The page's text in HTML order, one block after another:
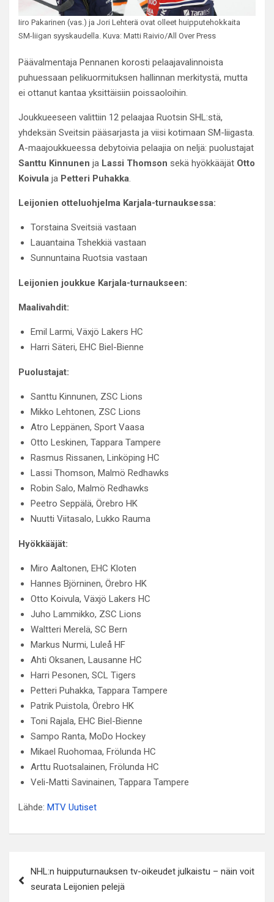
Iiro Pakarinen (vas.) ja Jori Lehterä ovat olleet huipputehokkaita
SM-liigan syyskaudella. Kuva: Matti Raivio/All Over Press
Päävalmentaja Pennanen korosti pelaajavalinnoista
puhuessaan pelikuormituksen hallinnan merkitystä, mutta
ei ottanut kantaa yksittäisiin poissaoloihin.
Joukkueeseen valittiin 12 pelaajaa Ruotsin SHL:stä,
yhdeksän Sveitsin pääsarjasta ja viisi kotimaan SM-liigasta.
A-maajoukkueessa debytoivia pelaajia on neljä: puolustajat
Santtu Kinnunen ja Lassi Thomson sekä hyökkääjät Otto
Koivula ja Petteri Puhakka.
Leijonien otteluohjelma Karjala-turnauksessa:
Torstaina Sveitsiä vastaan
Lauantaina Tshekkiä vastaan
Sunnuntaina Ruotsia vastaan
Leijonien joukkue Karjala-turnaukseen:
Maalivahdit:
Emil Larmi, Växjö Lakers HC
Harri Säteri, EHC Biel-Bienne
Puolustajat:
Santtu Kinnunen, ZSC Lions
Mikko Lehtonen, ZSC Lions
Atro Leppänen, Sport Vaasa
Otto Leskinen, Tappara Tampere
Rasmus Rissanen, Linköping HC
Lassi Thomson, Malmö Redhawks
Robin Salo, Malmö Redhawks
Peetro Seppälä, Örebro HK
Nuutti Viitasalo, Lukko Rauma
Hyökkääjät:
Miro Aaltonen, EHC Kloten
Hannes Björninen, Örebro HK
Otto Koivula, Växjö Lakers HC
Juho Lammikko, ZSC Lions
Waltteri Merelä, SC Bern
Markus Nurmi, Luleå HF
Ahti Oksanen, Lausanne HC
Harri Pesonen, SCL Tigers
Petteri Puhakka, Tappara Tampere
Patrik Puistola, Örebro HK
Toni Rajala, EHC Biel-Bienne
Sampo Ranta, MoDo Hockey
Mikael Ruohomaa, Frölunda HC
Arttu Ruotsalainen, Frölunda HC
Veli-Matti Savinainen, Tappara Tampere
Lähde: MTV Uutiset
selaus
NHL:n huipputurnauksen tv-oikeudet julkaistu – näin voit
seurata Leijonien pelejä